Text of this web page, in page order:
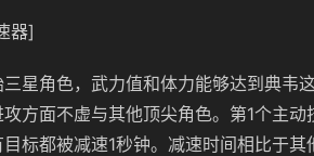
器]
星角色，武力值和体力能够达到典韦
方面不虚与其他顶尖角色。第1个主
标都被减速1秒钟。减速时间相比于